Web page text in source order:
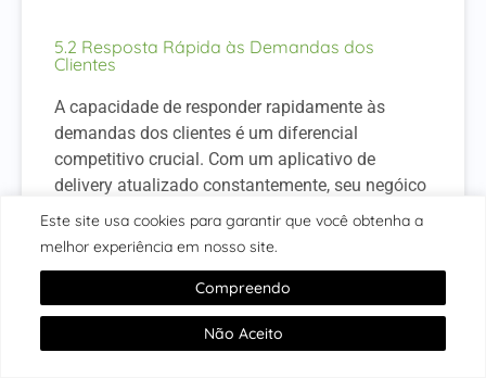
Este site usa cookies para garantir que você obtenha a
melhor experiência em nosso site.
Não Aceito
Compreendo
5.2 Resposta Rápida às Demandas dos
Clientes
A capacidade de responder rapidamente às
demandas dos clientes é um diferencial
competitivo crucial. Com um aplicativo de
delivery atualizado constantemente, seu negóico
pode implementar rapidamente novas
funcionalidades baseadas no feedback dos
Isso demonstra um compromisso com a
satisfação do cliente, aumentando a lealdade e a
retenção de usuários.